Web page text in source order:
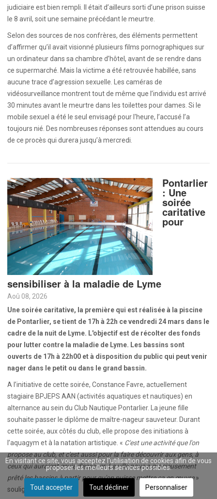
judiciaire est bien rempli. Il était d’ailleurs sorti d’une prison suisse
le 8 avril, soit une semaine précédant le meurtre.
Selon des sources de nos confrères, des éléments permettent
d’affirmer qu’il avait visionné plusieurs films pornographiques sur
un ordinateur dans sa chambre d’hôtel, avant de se rendre dans
ce supermarché. Mais la victime a été retrouvée habillée, sans
aucune trace d’agression sexuelle. Les caméras de
vidéosurveillance montrent tout de même que l’individu est arrivé
30 minutes avant le meurtre dans les toilettes pour dames. Si le
mobile sexuel a été le seul envisagé pour l'heure, l’accusé l’a
toujours nié. Des nombreuses réponses sont attendues au cours
de ce procès qui durera jusqu’à mercredi.
Pontarlier
: Une
soirée
caritative
pour
sensibiliser à la maladie de Lyme
Aoû 08, 2026
Une soirée caritative, la première qui est réalisée à la piscine
de Pontarlier, se tient de 17h à 22h ce vendredi 24 mars dans le
cadre de la nuit de Lyme. L'objectif est de récolter des fonds
pour lutter contre la maladie de Lyme. Les bassins sont
ouverts de 17h à 22h00 et à disposition du public qui peut venir
nager dans le petit ou dans le grand bassin.
A l’initiative de cette soirée, Constance Favre, actuellement
stagiaire BPJEPS AAN (activités aquatiques et nautiques) en
alternance au sein du Club Nautique Pontarlier. La jeune fille
souhaite passer le diplôme de maître-nageur sauveteur. Durant
cette soirée, aux côtés du club, elle propose des initiations à
l’aquagym et à la natation artistique. « C'est une activité que l'on
propose au club, et c'est aussi pour la faire découvrir aux gens, à
ceux qui auraient envie d'essayer. La ville nous a gracieusement
prêté les bassins à partir pour qu'on puisse mettre ça en œuvre»
souligne Constance.
En visitant ce site, vous acceptez l'utilisation de cookies afin de vous
proposer les meilleurs services possibles.
Tout accepter Tout décliner Personnaliser